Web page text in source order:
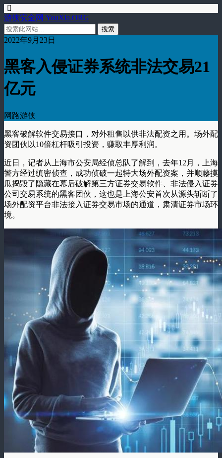
游侠安全网 YouXia.ORG
2022年9月23日
黑客入侵证券系统非法交易21
亿元
网路游侠
黑客破解软件交易接口，对外租售以供非法配资之用。场外配
资团伙以10倍杠杆吸引投资，赚取丰厚利润。
近日，记者从上海市公安局经侦总队了解到，去年12月，上海
警方经过缜密侦查，成功侦破一起特大场外配资案，并顺藤摸
瓜捣毁了隐藏在幕后破解第三方证券交易软件、非法侵入证券
公司交易系统的黑客团伙，这也是上海公安首次从源头斩断了
场外配资平台非法接入证券交易市场的通道，肃清证券市场环
境。